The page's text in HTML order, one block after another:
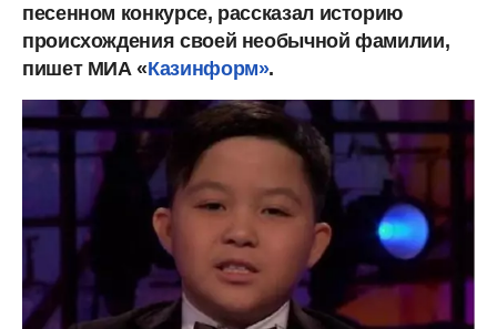
песенном конкурсе, рассказал историю
происхождения своей необычной фамилии,
пишет МИА «Казинформ».